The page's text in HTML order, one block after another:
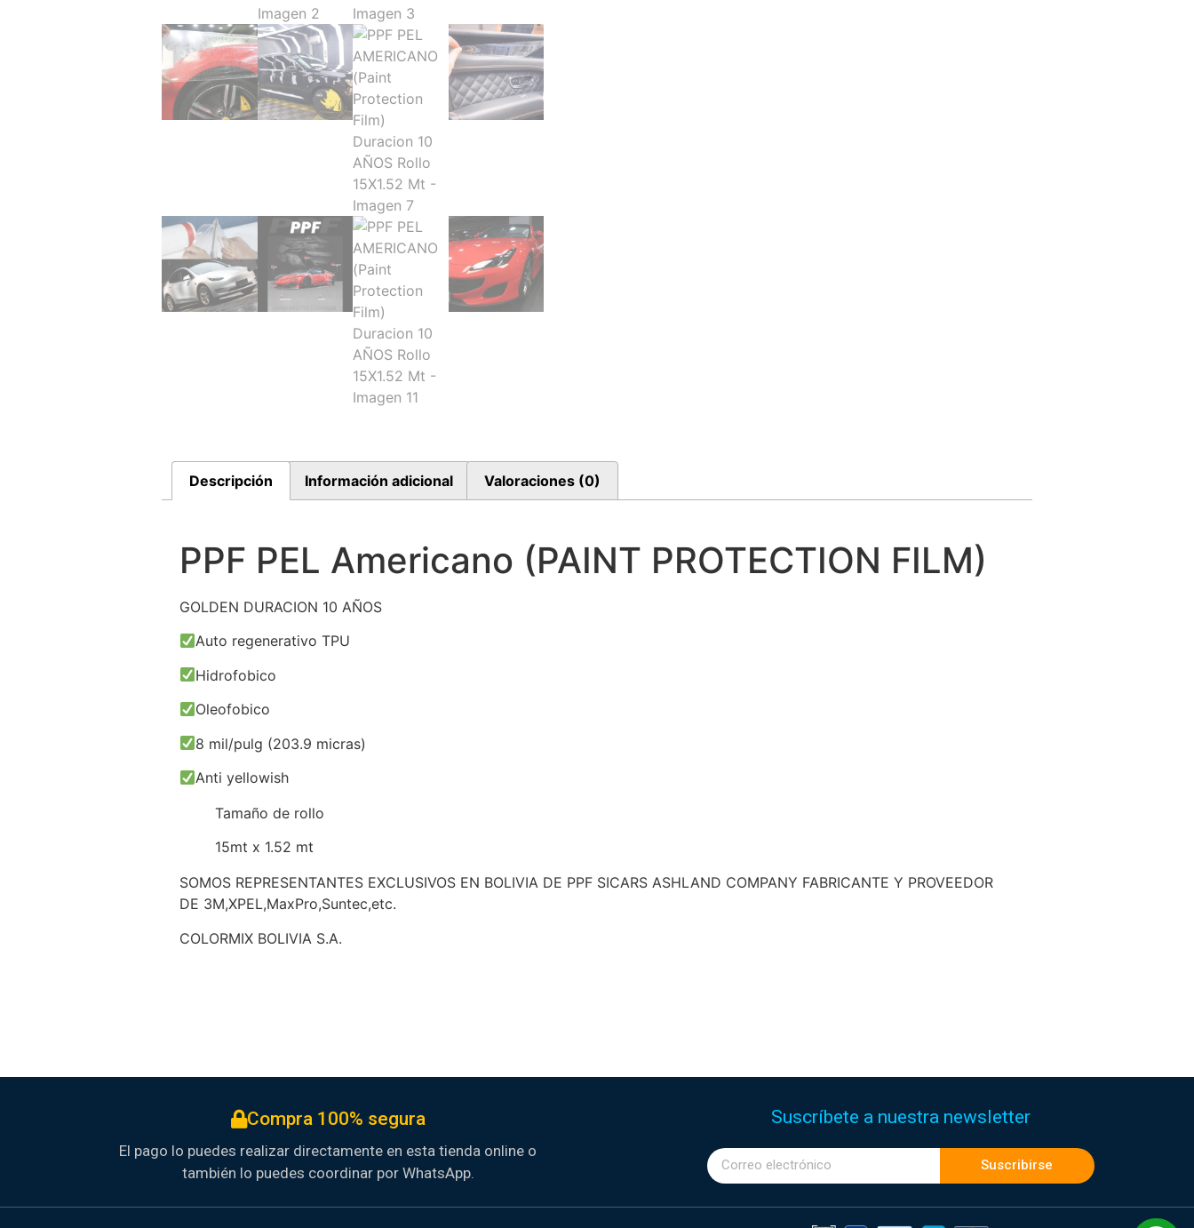
Descripción Información adicional Valoraciones (0)
PPF PEL Americano (PAINT PROTECTION FILM)
GOLDEN DURACION 10 AÑOS
Auto regenerativo TPU
Hidrofobico
Oleofobico
8 mil/pulg (203.9 micras)
Anti yellowish
Tamaño de rollo
15mt x 1.52 mt
SOMOS REPRESENTANTES EXCLUSIVOS EN BOLIVIA DE PPF SICARS ASHLAND COMPANY FABRICANTE Y PROVEEDOR
DE 3M,XPEL,MaxPro,Suntec,etc.
COLORMIX BOLIVIA S.A.
Compra 100% segura
El pago lo puedes realizar directamente en esta tienda online o
también lo puedes coordinar por WhatsApp.
Suscríbete a nuestra newsletter
Suscribirse